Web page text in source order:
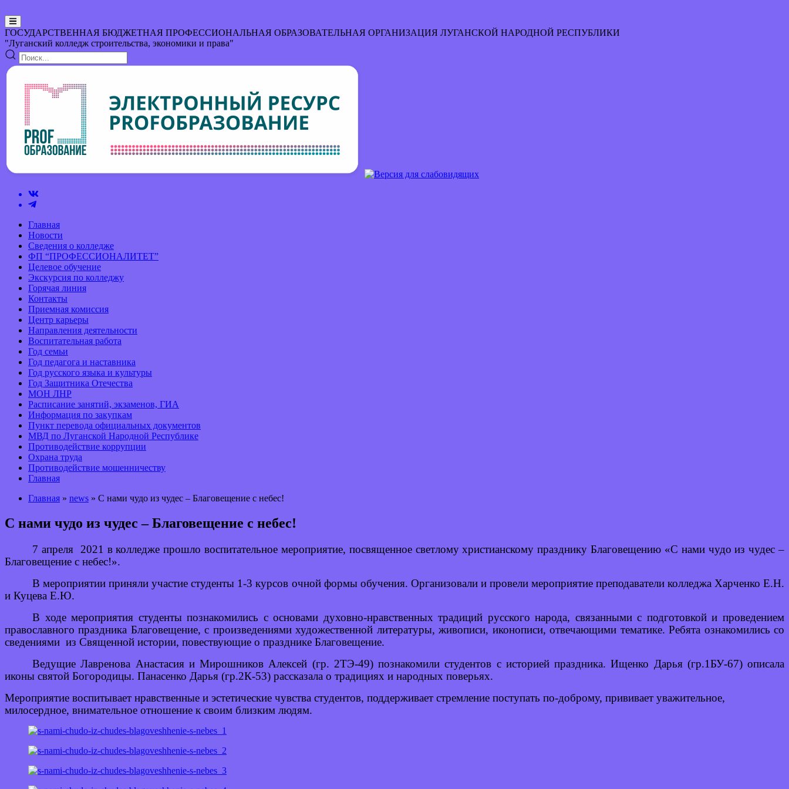
ГОСУДАРСТВЕННАЯ БЮДЖЕТНАЯ ПРОФЕССИОНАЛЬНАЯ ОБРАЗОВАТЕЛЬНАЯ ОРГАНИЗАЦИЯ ЛУГАНСКОЙ НАРОДНОЙ РЕСПУБЛИКИ
"Луганский колледж строительства, экономики и права"
Главная
Новости
Сведения о колледже
ФП “ПРОФЕССИОНАЛИТЕТ”
Целевое обучение
Экскурсия по колледжу
Горячая линия
Контакты
Приемная комиссия
Центр карьеры
Направления деятельности
Воспитательная работа
Год семьи
Год педагога и наставника
Год русского языка и культуры
Год Защитника Отечества
МОН ЛНР
Расписание занятий, экзаменов, ГИА
Информация по закупкам
Пункт перевода официальных документов
МВД по Луганской Народной Республике
Противодействие коррупции
Охрана труда
Противодействие мошенничеству
Главная
Главная » news » С нами чудо из чудес – Благовещение с небес!
С нами чудо из чудес – Благовещение с небес!
7 апреля 2021 в колледже прошло воспитательное мероприятие, посвященное светлому христианскому празднику Благовещению «С нами чудо из чудес –
Благовещение с небес!».
В мероприятии приняли участие студенты 1-3 курсов очной формы обучения. Организовали и провели мероприятие преподаватели колледжа Харченко Е.Н.
и Куцева Е.Ю.
В ходе мероприятия студенты познакомились с основами духовно-нравственных традиций русского народа, связанными с подготовкой и проведением
православного праздника Благовещение, с произведениями художественной литературы, живописи, иконописи, отвечающими тематике. Ребята ознакомились со
сведениями из Священной истории, повествующие о празднике Благовещение.
Ведущие Лавренова Анастасия и Мирошников Алексей (гр. 2ТЭ-49) познакомили студентов с историей праздника. Ищенко Дарья (гр.1БУ-67) описала
иконы святой Богородицы. Панасенко Дарья (гр.2К-53) рассказала о традициях и народных поверьях.
Мероприятие воспитывает нравственные и эстетические чувства студентов, поддерживает стремление поступать по-доброму, прививает уважительное,
милосердное, внимательное отношение к своим близким людям.